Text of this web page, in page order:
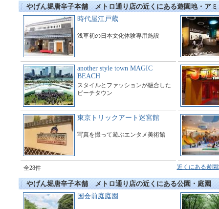
やげん堀唐辛子本舗 メトロ通り店の近くにある遊園地・ア
時代屋江戸蔵
浅草初の日本文化体験専用施設
another style town MAGIC
BEACH
スタイルとファッションが融合した
ビーチタウン
東京トリックアート迷宮館
写真を撮って遊ぶエンタメ美術館
全28件 近くにある遊
やげん堀唐辛子本舗 メトロ通り店の近くにある公園・庭園
国会前庭庭園